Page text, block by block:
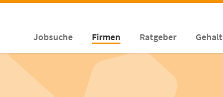
Jobsuche Firmen Ratgeber Gehalt